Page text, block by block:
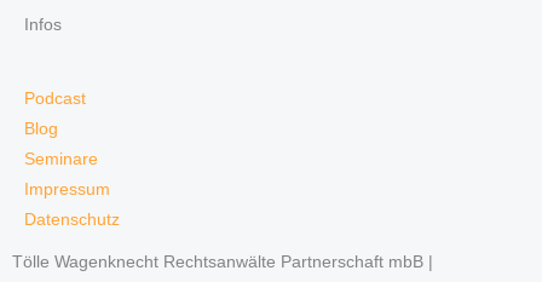
Infos
Podcast
Blog
Seminare
Impressum
Datenschutz
Tölle Wagenknecht Rechtsanwälte Partnerschaft mbB |